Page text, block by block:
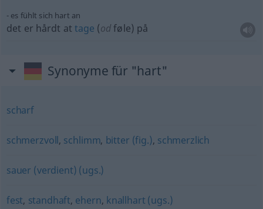
es fühlt sich hart an
det er hårdt attage (odføle) på
Synonyme für "hart"
scharf
schmerzvoll, schlimm, bitter (fig.), schmerzlich
sauer (verdient) (ugs.)
fest, standhaft, ehern, knallhart (ugs.)